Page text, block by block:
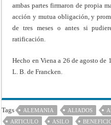
ambas partes firmaron de propia
acción y mutua obligación, y
de tres meses o antes si
ratificación.
Hecho en Viena a 26 de agosto
L. B. de Francken.
Tags ALEMANIA ALIADOS
ARTICULO
ASILO